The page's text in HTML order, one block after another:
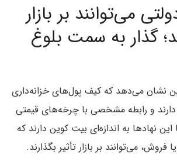
می‌توانند بر بازار
گذار به سمت بلوغ
نشان می‌دهد که کیف‌ پول‌های خزانه‌داری
و رابطه مشخصی با چرخه‌های قیمتی
نهادها به اندازه‌ای بیت‌ کوین دارند که
می‌توانند بر بازار تأثیر بگذارند.